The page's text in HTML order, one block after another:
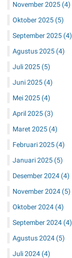
November 2025 (4)
Oktober 2025 (5)
September 2025 (4)
Agustus 2025 (4)
Juli 2025 (5)
Juni 2025 (4)
Mei 2025 (4)
April 2025 (3)
Maret 2025 (4)
Februari 2025 (4)
Januari 2025 (5)
Desember 2024 (4)
November 2024 (5)
Oktober 2024 (4)
September 2024 (4)
Agustus 2024 (5)
Juli 2024 (4)